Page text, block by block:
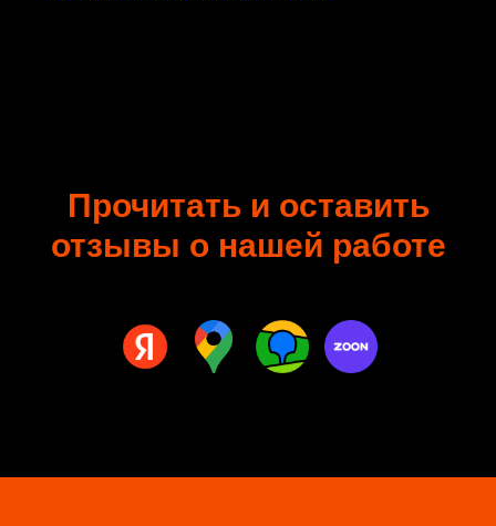
Прочитать и оставить
отзывы о нашей работе